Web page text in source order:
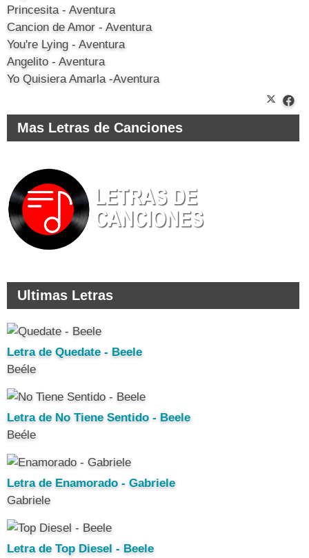
Princesita - Aventura
Cancion de Amor - Aventura
You're Lying - Aventura
Angelito - Aventura
Yo Quisiera Amarla -Aventura
Mas Letras de Canciones
Ultimas Letras
Letra de Quedate - Beele
Beéle
Letra de No Tiene Sentido - Beele
Beéle
Letra de Enamorado - Gabriele
Gabriele
Letra de Top Diesel - Beele